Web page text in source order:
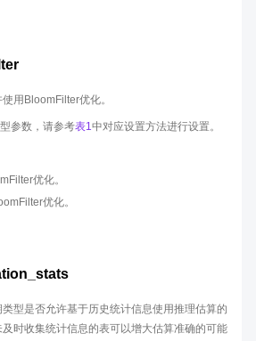
用BloomFilter优化。
参数，请参考表1中对应设置方法进行设置。
优化。
优化。
类型是否允许基于历史统计信息使用推理估算的
时收集统计信息的表可以增大估算准确的可能